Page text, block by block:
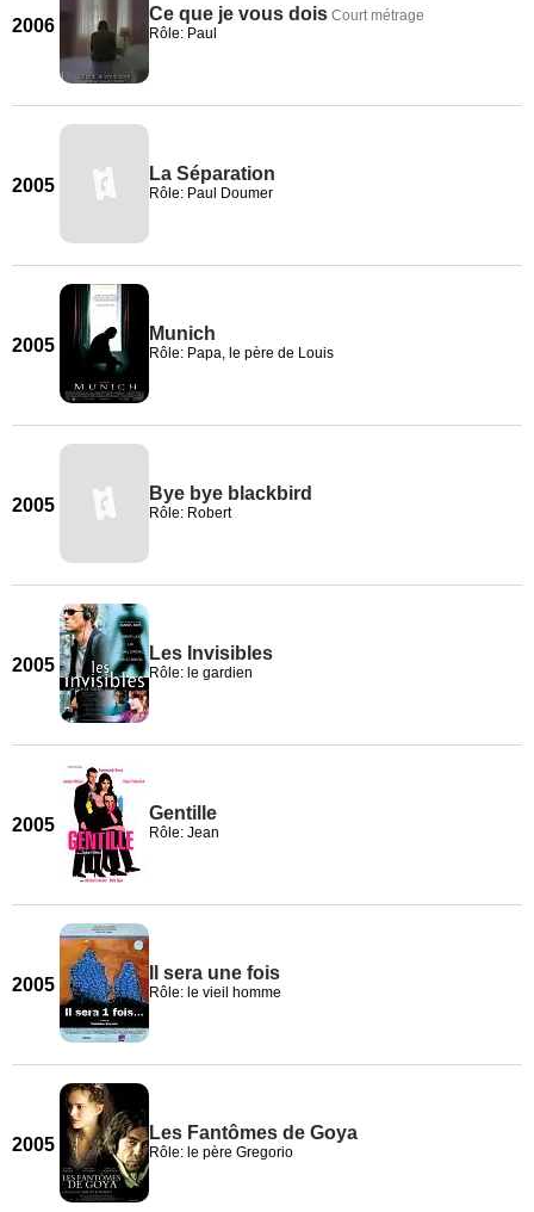
2006
Ce que je vous dois Court métrage
Rôle: Paul
2005
La Séparation
Rôle: Paul Doumer
2005
Munich
Rôle: Papa, le père de Louis
2005
Bye bye blackbird
Rôle: Robert
2005
Les Invisibles
Rôle: le gardien
2005
Gentille
Rôle: Jean
2005
Il sera une fois
Rôle: le vieil homme
2005
Les Fantômes de Goya
Rôle: le père Gregorio